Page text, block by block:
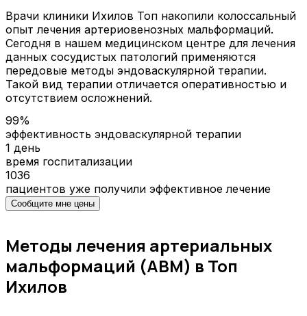
Врачи клиники Ихилов Топ накопили колоссальный
опыт лечения артериовенозных мальформаций.
Сегодня в нашем медицинском центре для лечения
данных сосудистых патологий применяются
передовые методы эндоваскулярной терапии.
Такой вид терапии отличается оперативностью и
отсутствием осложнений.
99%
эффективность эндоваскулярной терапии
1 день
время госпитализации
1036
пациентов уже получили эффективное лечение
Сообщите мне цены
Методы лечения артериальных
мальформаций (АВМ) в Топ
Ихилов